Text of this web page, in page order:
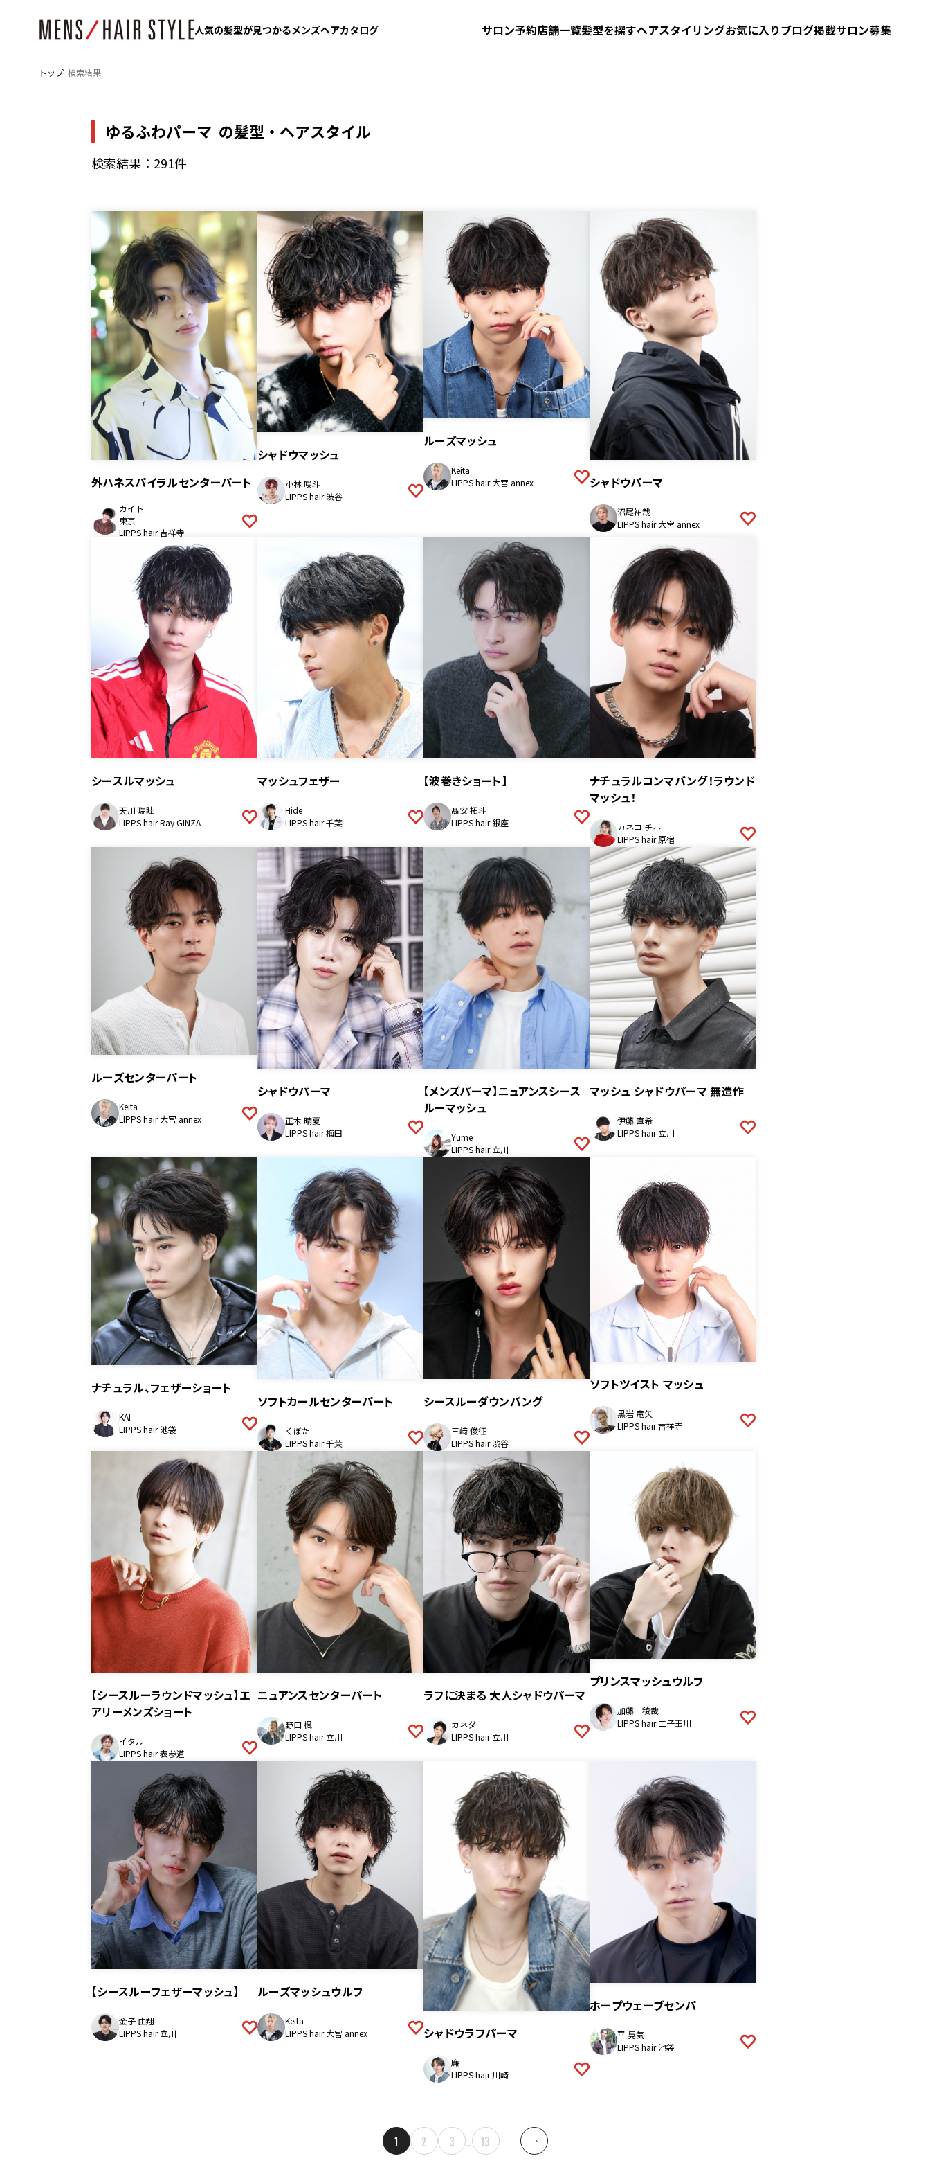
人気の髪型が見つかるメンズヘアカタログ サロン予約店舗一覧髪型を探すヘアスタイリングお気に入りブログ掲載サロン募集
人気の髪型が見つかるメンズヘアカタログ お気に入り 髪型をさがす
トップ 検索結果
ゆるふわパーマ の髪型・ヘアスタイル
検索結果：291件
外ハネスパイラルセンターパート
カイト
東京
LIPPS hair 吉祥寺
シャドウマッシュ
小林 咲斗
LIPPS hair 渋谷
ルーズマッシュ
Keita
LIPPS hair 大宮 annex
シャドウパーマ
沼尾祐哉
LIPPS hair 大宮 annex
シースルマッシュ
天川 瑞眭
LIPPS hair Ray GINZA
マッシュフェザー
Hide
LIPPS hair 千葉
【波巻きショート】
髙安 拓斗
LIPPS hair 銀座
ナチュラルコンマバング！ラウンド
マッシュ！
カネコ チホ
LIPPS hair 原宿
ルーズセンターパート
Keita
LIPPS hair 大宮 annex
シャドウパーマ
正木 晴夏
LIPPS hair 梅田
【メンズパーマ】ニュアンスシース
ルーマッシュ
Yume
LIPPS hair 立川
マッシュ シャドウパーマ 無造作
伊藤 直希
LIPPS hair 立川
ナチュラル、フェザーショート
KAI
LIPPS hair 池袋
ソフトカールセンターパート
くぼた
LIPPS hair 千葉
シースルーダウンバング
三﨑 俊征
LIPPS hair 渋谷
ソフトツイスト マッシュ
黒岩 竜矢
LIPPS hair 吉祥寺
【シースルーラウンドマッシュ】エ
アリーメンズショート
イタル
LIPPS hair 表参道
ニュアンスセンターパート
野口 楓
LIPPS hair 立川
ラフに決まる 大人シャドウパーマ
カネダ
LIPPS hair 立川
プリンスマッシュウルフ
加藤 稜哉
LIPPS hair 二子玉川
【シースルーフェザーマッシュ】
金子 由翔
LIPPS hair 立川
ルーズマッシュウルフ
Keita
LIPPS hair 大宮 annex
シャドウラフパーマ
廉
LIPPS hair 川崎
ホープウェーブセンパ
平 晃気
LIPPS hair 池袋
1 2 3 … 13